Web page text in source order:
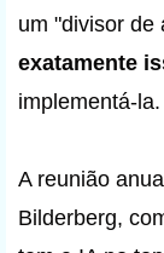
um "divisor de
exatamente
implementá-la.
A reunião
Bilderberg,